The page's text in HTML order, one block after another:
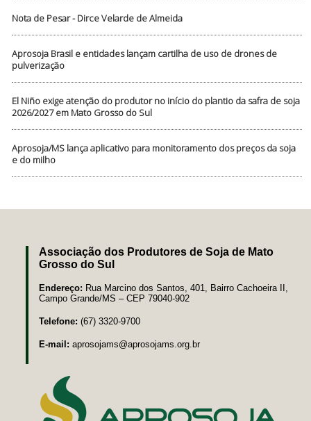
Nota de Pesar - Dirce Velarde de Almeida
Aprosoja Brasil e entidades lançam cartilha de uso de drones de
pulverização
El Niño exige atenção do produtor no início do plantio da safra de soja
2026/2027 em Mato Grosso do Sul
Aprosoja/MS lança aplicativo para monitoramento dos preços da soja
e do milho
Associação dos Produtores de Soja de Mato
Grosso do Sul
Endereço: Rua Marcino dos Santos, 401, Bairro Cachoeira II,
Campo Grande/MS – CEP 79040-902
Telefone: (67) 3320-9700
E-mail: aprosojams@aprosojams.org.br